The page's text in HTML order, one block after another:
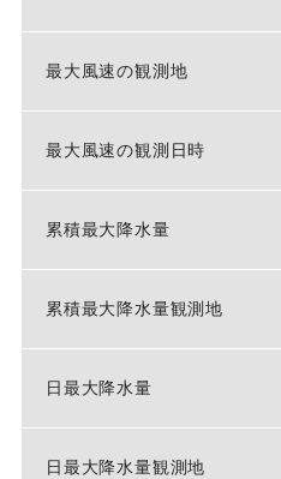
最大風速の観測地
最大風速の観測日時
累積最大降水量
累積最大降水量観測地
日最大降水量
日最大降水量観測地